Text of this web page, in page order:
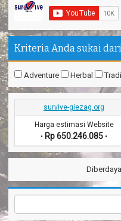
Kriteria Anda sukai
Adventure Herbal
survive-giezag.org
Harga estimasi Website
• Rp 650.246.085 •